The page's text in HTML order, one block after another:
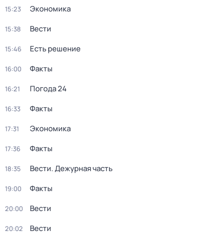
15:23 Экономика
15:38 Вести
15:46 Есть решение
16:00 Факты
16:21 Погода 24
16:33 Факты
17:31 Экономика
17:36 Факты
18:35 Вести. Дежурная часть
19:00 Факты
20:00 Вести
20:02 Вести